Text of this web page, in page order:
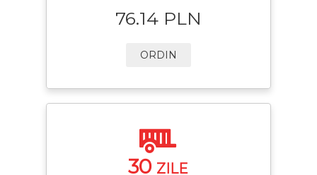
76.14 PLN
ORDIN
30 ZILE